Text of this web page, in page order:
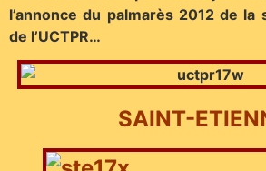
l’annonce du palmarès 2012 de la
de l’UCTPR…
SAINT-